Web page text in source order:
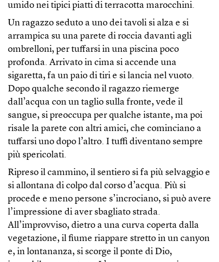
umido nei tipici piatti di terracotta marocchini.
Un ragazzo seduto a uno dei tavoli si alza e si
arrampica su una parete di roccia davanti agli
ombrelloni, per tuffarsi in una piscina poco
profonda. Arrivato in cima si accende una
sigaretta, fa un paio di tiri e si lancia nel vuoto.
Dopo qualche secondo il ragazzo riemerge
dall’acqua con un taglio sulla fronte, vede il
sangue, si preoccupa per qualche istante, ma poi
risale la parete con altri amici, che cominciano a
tuffarsi uno dopo l’altro. I tuffi diventano sempre
più spericolati.
Ripreso il cammino, il sentiero si fa più selvaggio e
si allontana di colpo dal corso d’acqua. Più si
procede e meno persone s’incrociano, si può avere
l’impressione di aver sbagliato strada.
All’improvviso, dietro a una curva coperta dalla
vegetazione, il fiume riappare stretto in un canyon
e, in lontananza, si scorge il ponte di Dio,